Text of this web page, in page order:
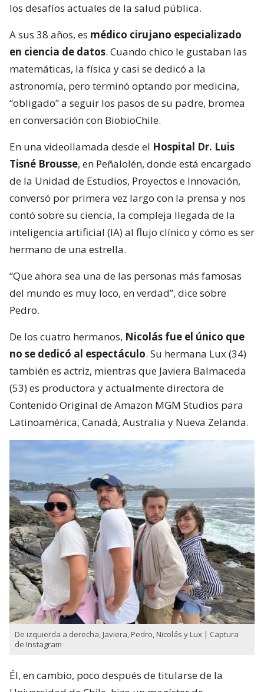
los desafíos actuales de la salud pública.
A sus 38 años, es médico cirujano especializado
en ciencia de datos. Cuando chico le gustaban las
matemáticas, la física y casi se dedicó a la
astronomía, pero terminó optando por medicina,
“obligado” a seguir los pasos de su padre, bromea
en conversación con BiobioChile.
En una videollamada desde el Hospital Dr. Luis
Tisné Brousse, en Peñalolén, donde está encargado
de la Unidad de Estudios, Proyectos e Innovación,
conversó por primera vez largo con la prensa y nos
contó sobre su ciencia, la compleja llegada de la
inteligencia artificial (IA) al flujo clínico y cómo es ser
hermano de una estrella.
“Que ahora sea una de las personas más famosas
del mundo es muy loco, en verdad”, dice sobre
Pedro.
De los cuatro hermanos, Nicolás fue el único que
no se dedicó al espectáculo. Su hermana Lux (34)
también es actriz, mientras que Javiera Balmaceda
(53) es productora y actualmente directora de
Contenido Original de Amazon MGM Studios para
Latinoamérica, Canadá, Australia y Nueva Zelanda.
De izquierda a derecha, Javiera, Pedro, Nicolás y Lux | Captura
de Instagram
Él, en cambio, poco después de titularse de la